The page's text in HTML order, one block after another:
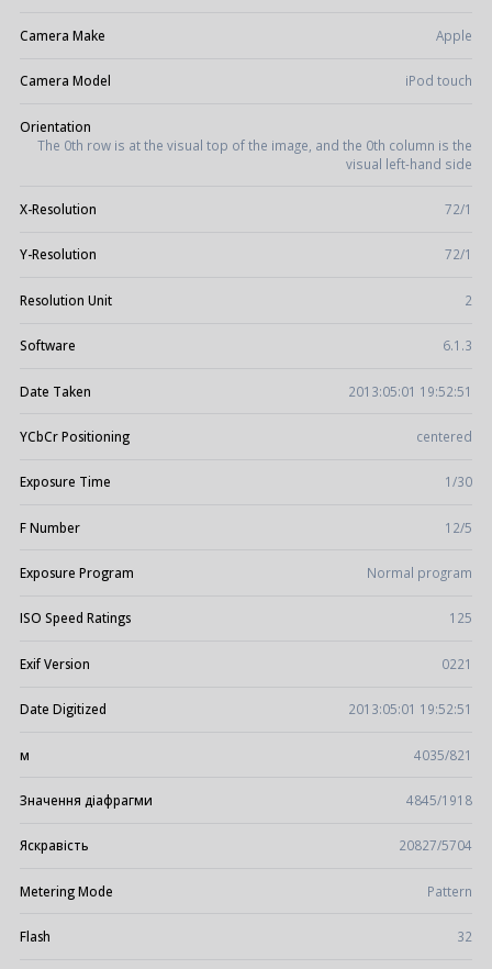
Camera Make Apple
Camera Model iPod touch
Orientation
The 0th row is at the visual top of the image, and the 0th column is the
visual left-hand side
X-Resolution 72/1
Y-Resolution 72/1
Resolution Unit 2
Software 6.1.3
Date Taken 2013:05:01 19:52:51
YCbCr Positioning centered
Exposure Time 1/30
F Number 12/5
Exposure Program Normal program
ISO Speed Ratings 125
Exif Version 0221
Date Digitized 2013:05:01 19:52:51
м 4035/821
Значення діафрагми 4845/1918
Яскравість 20827/5704
Metering Mode Pattern
Flash 32